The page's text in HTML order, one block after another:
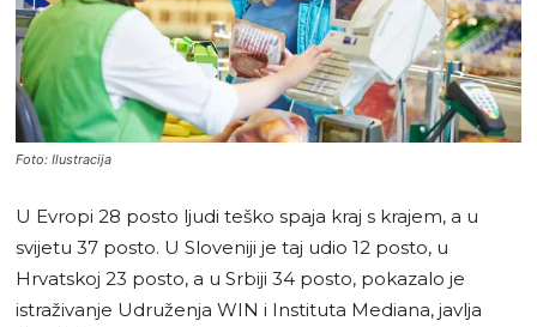
Foto: Ilustracija
U Evropi 28 posto ljudi teško spaja kraj s krajem, a u
svijetu 37 posto. U Sloveniji je taj udio 12 posto, u
Hrvatskoj 23 posto, a u Srbiji 34 posto, pokazalo je
istraživanje Udruženja WIN i Instituta Mediana, javlja